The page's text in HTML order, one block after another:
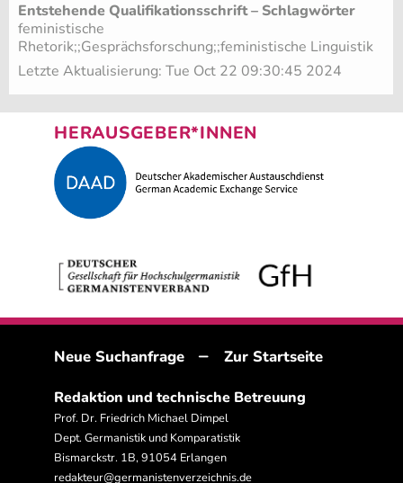
Entstehende Qualifikationsschrift – Schlagwörter
feministische
Rhetorik;;Gesprächsforschung;;feministische Linguistik
Letzte Aktualisierung: Tue Oct 22 09:30:45 2024
HERAUSGEBER*INNEN
Neue Suchanfrage – Zur Startseite
Redaktion und technische Betreuung
Prof. Dr. Friedrich Michael Dimpel
Dept. Germanistik und Komparatistik
Bismarckstr. 1B, 91054 Erlangen
redakteur@germanistenverzeichnis.de